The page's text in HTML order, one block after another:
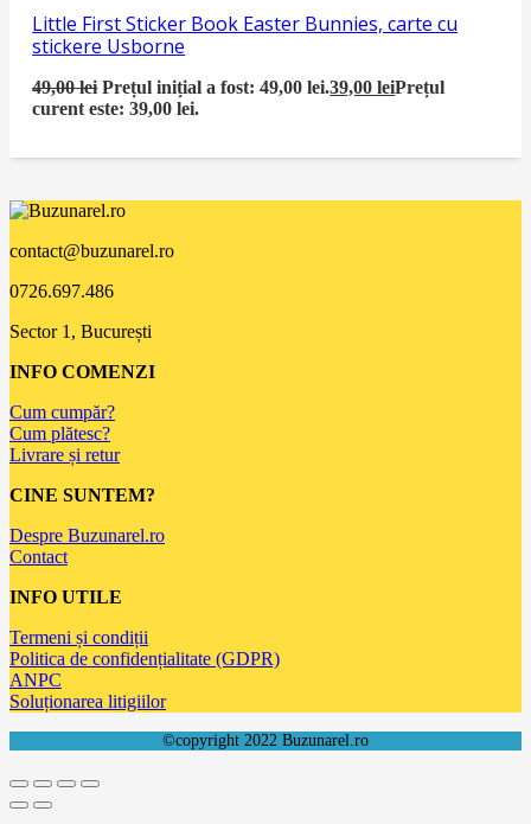
Little First Sticker Book Easter Bunnies, carte cu
stickere Usborne
49,00lei Prețul inițial a fost: 49,00 lei.39,00leiPrețul
curent este: 39,00 lei.
contact@buzunarel.ro
0726.697.486
Sector 1, București
INFO COMENZI
Cum cumpăr?
Cum plătesc?
Livrare și retur
CINE SUNTEM?
Despre Buzunarel.ro
Contact
INFO UTILE
Termeni și condiții
Politica de confidențialitate (GDPR)
ANPC
Soluționarea litigiilor
©copyright 2022 Buzunarel.ro